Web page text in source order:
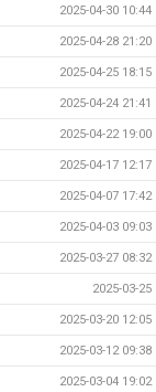
2025-04-30 10:44
2025-04-28 21:20
2025-04-25 18:15
2025-04-24 21:41
2025-04-22 19:00
2025-04-17 12:17
2025-04-07 17:42
2025-04-03 09:03
2025-03-27 08:32
2025-03-25
2025-03-20 12:05
2025-03-12 09:38
2025-03-04 19:02